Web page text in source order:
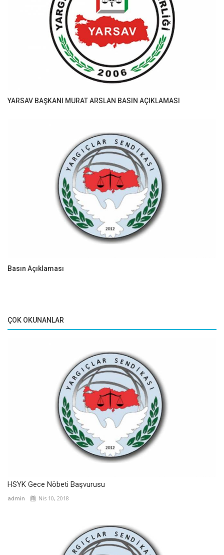
YARSAV BAŞKANI MURAT ARSLAN BASIN AÇIKLAMASI
Basın Açıklaması
ÇOK OKUNANLAR
HSYK Gece Nöbeti Başvurusu
admin Nis 10, 2018